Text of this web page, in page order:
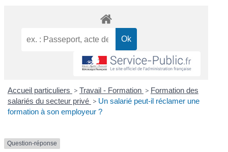
Accueil particuliers > Travail - Formation > Formation des
salariés du secteur privé > Un salarié peut-il réclamer une
formation à son employeur ?
Question-réponse